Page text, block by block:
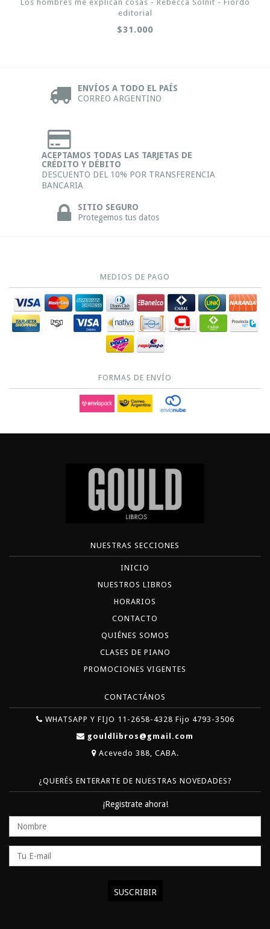
Los hombres me explican cosas - Rebecca Solnit - Fiordo
editorial
$31.000
ENVÍOS A TODO EL PAÍS
CORREO ARGENTINO
ACEPTAMOS TODAS LAS TARJETAS DE
CRÉDITO Y DÉBITO
DESCUENTO DEL 10% POR TRANSFERENCIA
BANCARIA
SITIO SEGURO
Protegemos tus datos
MEDIOS DE PAGO
FORMAS DE ENVÍO
NUESTRAS SECCIONES
INICIO
NUESTROS LIBROS
HORARIOS
CONTACTO
QUIÉNES SOMOS
CLASES DE PIANO
PROMOCIONES VIGENTES
CONTACTÁNOS
WHATSAPP Y FIJO 11-2658-4328 Fijo 4793-3506
gouldlibros@gmail.com
Acevedo 388, CABA.
¿QUERÉS ENTERARTE DE NUESTRAS NOVEDADES?
¡Registrate ahora!